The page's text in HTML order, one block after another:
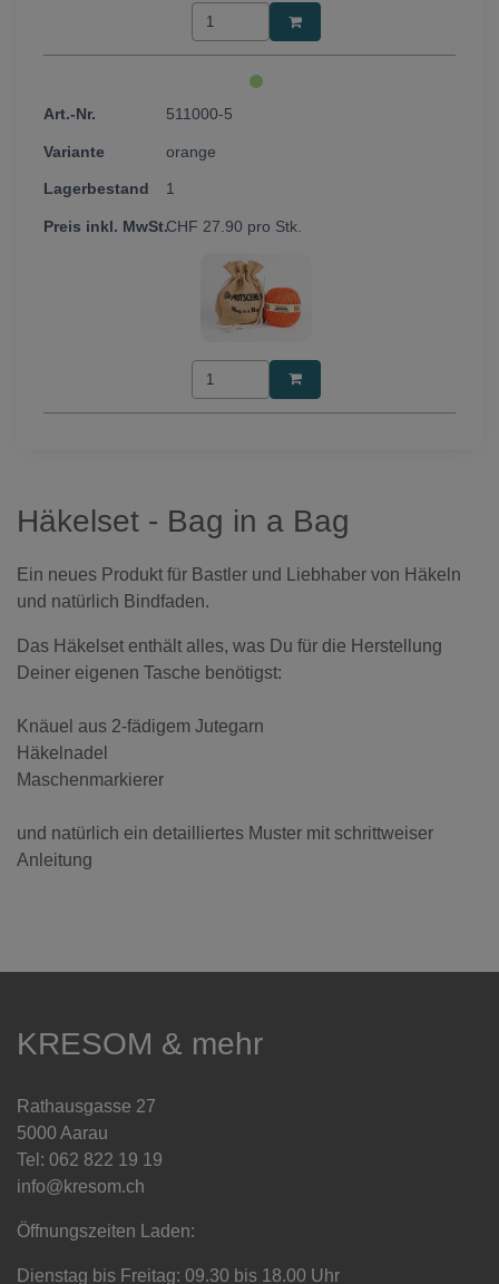
511000-5
orange
1
CHF 27.90 pro Stk.
Häkelset - Bag in a Bag
Ein neues Produkt für Bastler und Liebhaber von Häkeln
und natürlich Bindfaden.
Das Häkelset enthält alles, was Du für die Herstellung
Deiner eigenen Tasche benötigst:
Knäuel aus 2-fädigem Jutegarn
Häkelnadel
Maschenmarkierer
und natürlich ein detailliertes Muster mit schrittweiser
Anleitung
KRESOM & mehr
Rathausgasse 27
5000 Aarau
Tel: 062 822 19 19
info@kresom.ch
Öffnungszeiten Laden:
Dienstag bis Freitag: 09.30 bis 18.00 Uhr